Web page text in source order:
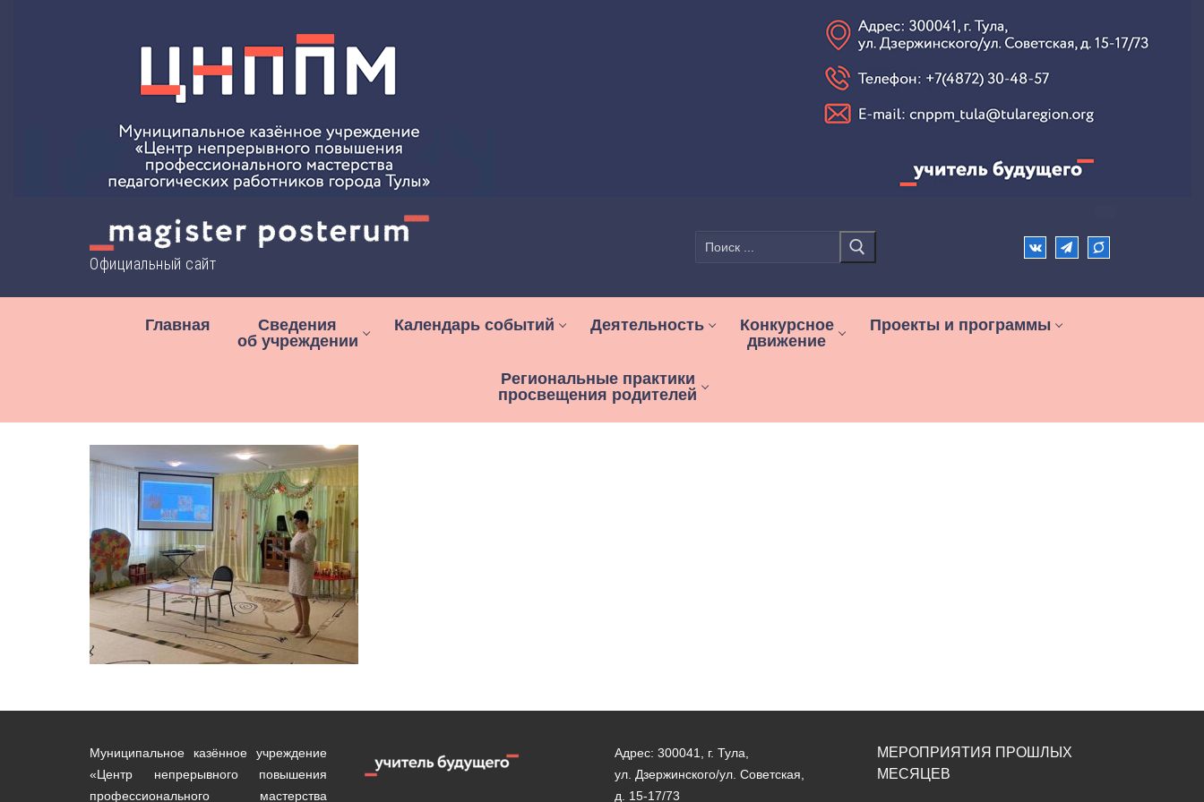
Официальный сайт
Найти:
Главная
Сведения
об учреждении
Календарь событий Деятельность
Конкурсное
движение
Проекты и программы
Региональные практики
просвещения родителей
Муниципальное казённое учреждение
«Центр непрерывного повышения
профессионального мастерства
Адрес: 300041, г. Тула,
ул. Дзержинского/ул. Советская,
д. 15-17/73
МЕРОПРИЯТИЯ ПРОШЛЫХ
МЕСЯЦЕВ